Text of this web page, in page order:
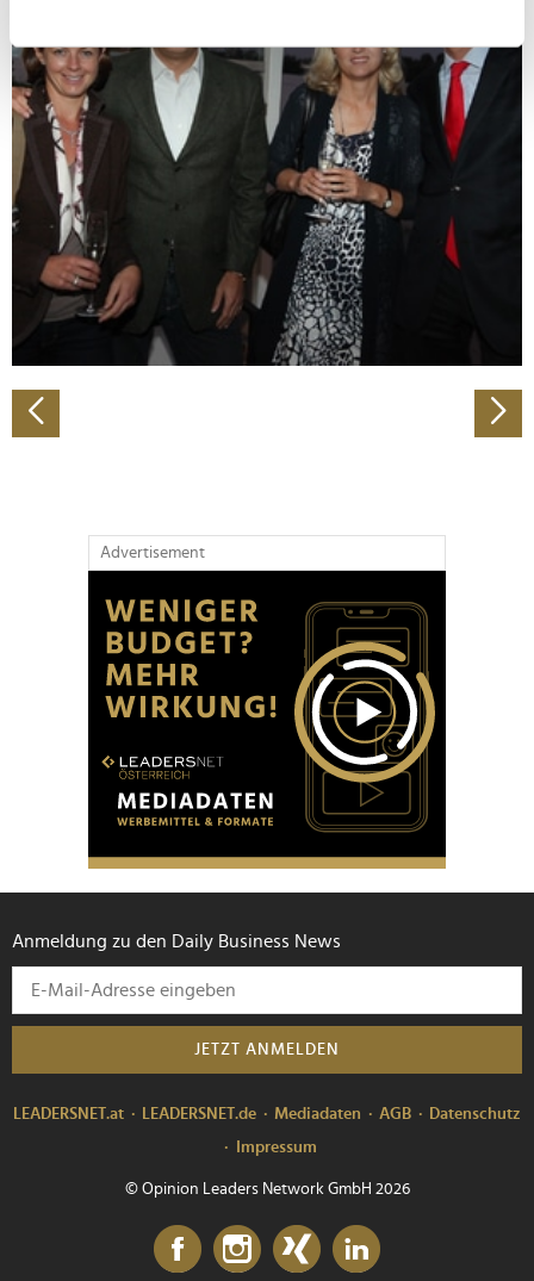
bestimmten Merkmalen (Fingerprinting) identifizieren
Erfahren Sie mehr darüber, wie Ihre persönlichen Daten
verarbeitet werden, und legen Sie Ihre Präferenzen im
Abschnitt Einzelheiten
Wir verwenden Cookies, um Inhalte und Anzeigen zu
personalisieren, Funktionen für soziale Medien anbieten
zu können und die Zugriffe auf unsere Website zu
analysieren. Außerdem geben wir Informationen zu Ihrer
Verwendung unserer Website an unsere Partner für
soziale Medien, Werbung und Analysen weiter. Unsere
Partner führen diese Informationen möglicherweise mit
weiteren Daten zusammen, die Sie ihnen bereitgestellt
Advertisement
Anmeldung zu den Daily Business News
JETZT ANMELDEN
LEADERSNET.at LEADERSNET.de Mediadaten AGB
Datenschutz
Impressum
© Opinion Leaders Network GmbH 2026